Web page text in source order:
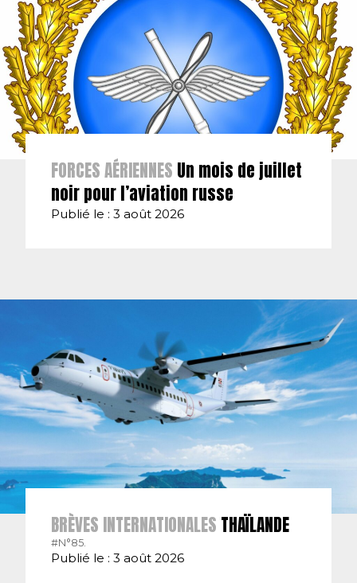
FORCES AÉRIENNES Un mois de juillet
noir pour l’aviation russe
Publié le : 3 août 2026
BRÈVES INTERNATIONALES THAÏLANDE
#N°85.
Publié le : 3 août 2026